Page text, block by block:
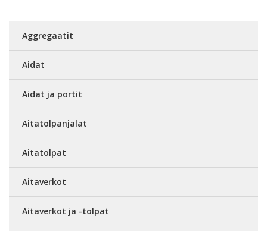
Aggregaatit
Aidat
Aidat ja portit
Aitatolpanjalat
Aitatolpat
Aitaverkot
Aitaverkot ja -tolpat